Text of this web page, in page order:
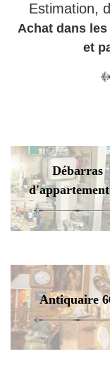
Estimation,
Achat dans
et
Débarras
Antiquaire